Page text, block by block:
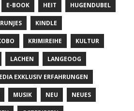
E-BOOK HEIT HUGENDUBEL
KINDLE
KRIMIREIHE KULTUR
LACHEN LANGEOOG
EXKLUSIV ERFAHRUNGEN
MUSIK NEU NEUES